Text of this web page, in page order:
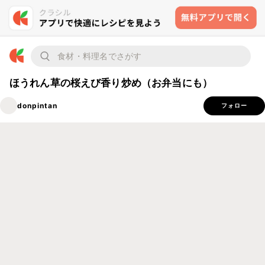
ほうれん草の桜えび香り炒め（お弁当にも）
donpintan フォロー